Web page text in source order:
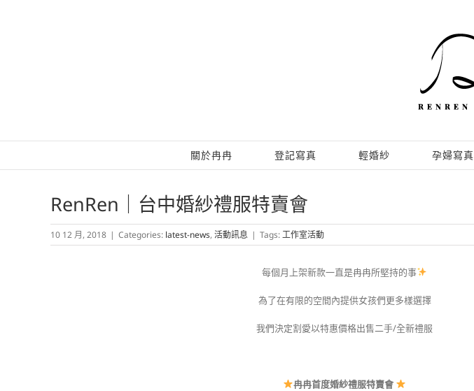
關於冉冉 登記寫真 輕婚紗 孕婦寫真
RenRen｜台中婚紗禮服特賣會
10 12 月, 2018 | Categories: latest-news, 活動訊息 | Tags:工作室活動
每個月上架新款一直是冉冉所堅持的事
為了在有限的空間內提供女孩們更多樣選擇
我們決定割愛以特惠價格出售二手/全新禮服
冉冉首度婚紗禮服特賣會